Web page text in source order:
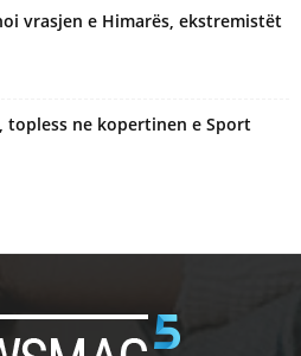
vrasjen e Himarës, ekstremistët
topless ne kopertinen e Sport